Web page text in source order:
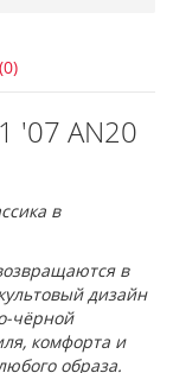
'07 AN20
в
в
дизайн
чёрной
комфорта и
образа.